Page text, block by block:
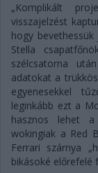
„Komplikált
visszajelzést
hogy
Stella
szélcsatorna
adatokat a
egyenesekkel
leginkább ezt a
hasznos lehet
wokingiak a Red
Ferrari szárnya
bikásoké előrefelé